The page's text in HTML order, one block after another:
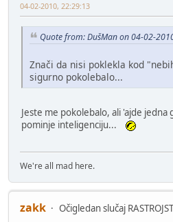
04-02-2010, 22:29:13
Quote from: DušMan on 04-02-
Znači da nisi poklekla kod
sigurno pokolebalo...
Jeste me pokolebalo, ali 'ajde jedna
pominje inteligenciju...
We're all mad here.
zakk
Očigledan slučaj